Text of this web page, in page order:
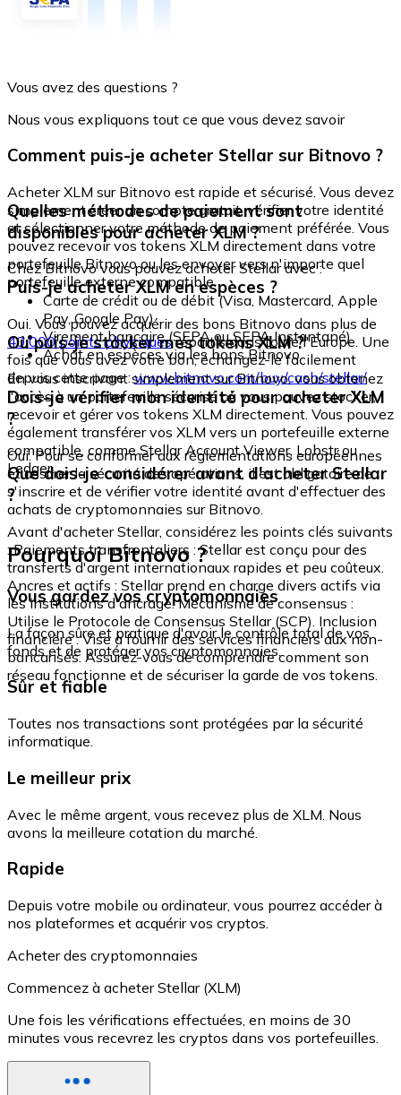
Vous avez des questions ?
Nous vous expliquons tout ce que vous devez savoir
Comment puis-je acheter Stellar sur Bitnovo ?
Acheter XLM sur Bitnovo est rapide et sécurisé. Vous devez
simplement créer un compte gratuit, vérifier votre identité
et sélectionner votre méthode de paiement préférée. Vous
pouvez recevoir vos tokens XLM directement dans votre
portefeuille Bitnovo ou les envoyer vers n'importe quel
portefeuille externe compatible.
Quelles méthodes de paiement sont
disponibles pour acheter XLM ?
Chez Bitnovo vous pouvez acheter Stellar avec :
Carte de crédit ou de débit (Visa, Mastercard, Apple
Pay, Google Pay)
Virement bancaire (SEPA ou SEPA Instantané)
Achat en espèces via les bons Bitnovo
Puis-je acheter XLM en espèces ?
Oui. Vous pouvez acquérir des bons Bitnovo dans plus de
40 000 points physiquesrépartis dans toute l'Europe. Une
fois que vous avez votre bon, échangez-le facilement
depuis cette page :www.bitnovo.com/buy/cash/stellar/
Où puis-je stocker mes tokens XLM ?
En vous inscrivant simplement sur Bitnovo, vous obtenez
l'accès à un portefeuille sécurisé où vous pouvez stocker,
recevoir et gérer vos tokens XLM directement. Vous pouvez
également transférer vos XLM vers un portefeuille externe
compatible, comme Stellar Account Viewer, Lobstr ou
Ledger.
Dois-je vérifier mon identité pour acheter XLM
?
Oui. Pour se conformer aux réglementations européennes
et assurer la sécurité des opérations, il est obligatoire de
s'inscrire et de vérifier votre identité avant d'effectuer des
achats de cryptomonnaies sur Bitnovo.
Que dois-je considérer avant d'acheter Stellar
?
Avant d'acheter Stellar, considérez les points clés suivants
: Paiements transfrontaliers : Stellar est conçu pour des
transferts d'argent internationaux rapides et peu coûteux.
Ancres et actifs : Stellar prend en charge divers actifs via
les institutions d'ancrage. Mécanisme de consensus :
Utilise le Protocole de Consensus Stellar (SCP). Inclusion
financière : Vise à fournir des services financiers aux non-
bancarisés. Assurez-vous de comprendre comment son
réseau fonctionne et de sécuriser la garde de vos tokens.
Pourquoi Bitnovo ?
Vous gardez vos cryptomonnaies
La façon sûre et pratique d'avoir le contrôle total de vos
fonds et de protéger vos cryptomonnaies.
Sûr et fiable
Toutes nos transactions sont protégées par la sécurité
informatique.
Le meilleur prix
Avec le même argent, vous recevez plus de XLM. Nous
avons la meilleure cotation du marché.
Rapide
Depuis votre mobile ou ordinateur, vous pourrez accéder à
nos plateformes et acquérir vos cryptos.
Acheter des cryptomonnaies
Commencez à acheter Stellar (XLM)
Une fois les vérifications effectuées, en moins de 30
minutes vous recevrez les cryptos dans vos portefeuilles.